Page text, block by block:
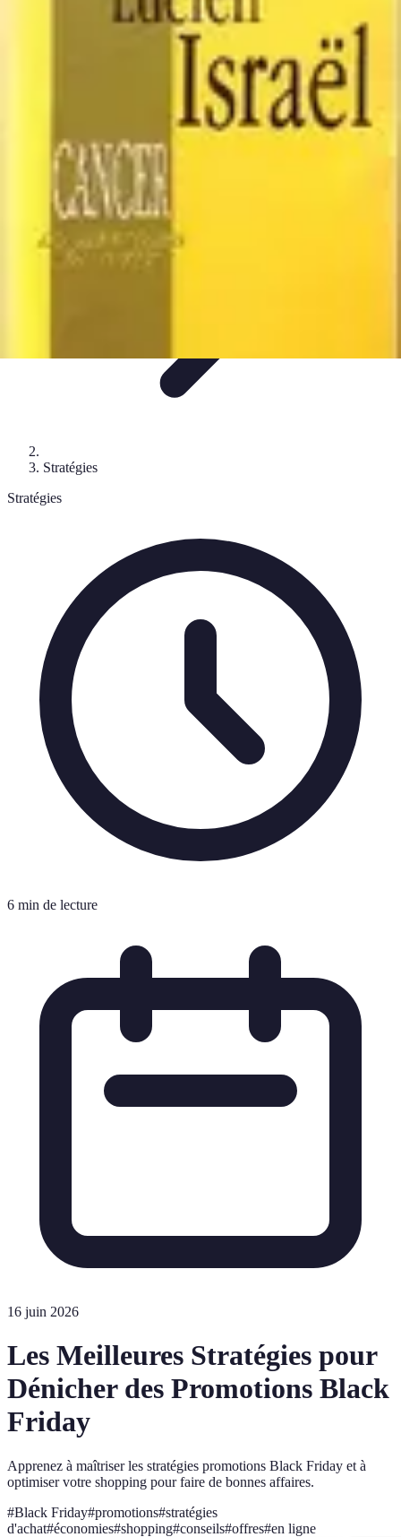
Promotions Black Friday
Conseils et
Comparaison
Stratégies
Stratégies
6 min de lecture
16 juin 2026
Les Meilleures Stratégies pour
Dénicher des Promotions Black
Friday
Apprenez à maîtriser les stratégies promotions Black Friday et à
optimiser votre shopping pour faire de bonnes affaires.
#Black Friday#promotions#stratégies
d'achat#économies#shopping#conseils#offres#en ligne